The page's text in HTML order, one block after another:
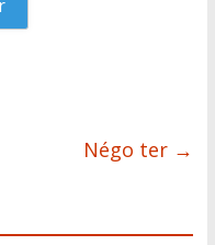
Négo ter →